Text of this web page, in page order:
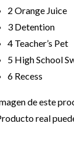
2 Orange Juice
3 Detention
4 Teacher’s Pet
5 High School
6 Recess
de este
real